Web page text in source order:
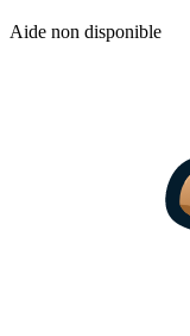
Aide non disponible